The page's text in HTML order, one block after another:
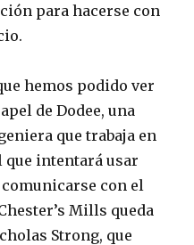
para hacerse con
hemos podido ver
de Dodee, una
que trabaja en
intentará usar
con el
Mills queda
Strong, que